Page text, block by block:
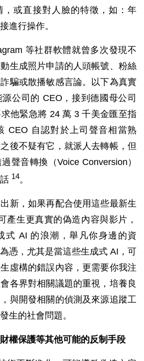
，或直接對人臉的特徵，如：年
進行操作。
等社群軟體就曾多次發現不
生成照片申請的人頭帳號、粉絲
騙或散播敏感言論。以下為真實
公司的 CEO，接到德國母公司
他緊急將 24 萬 3 千美金匯至指
CEO 自認對於上司聲音相當熟
後不疑有它，就派人去轉帳，但
聲音轉換（Voice Conversion）
14。
新，如果再配合使用這些最新生
產生更真實的偽造內容與影片，
式 AI 的浪潮，舉凡你身邊的資
憑，尤其是當這些生成式 AI，可
虛構的錯誤內容，更需要你我注
各界對相關議題的重視，培養良
與開發相關的偵測及來源追蹤工
生的社會問題。
權保護等其他可能的反制手段